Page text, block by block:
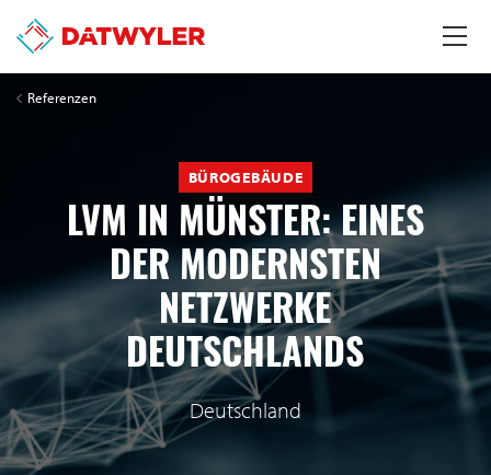
Referenzen
BÜROGEBÄUDE
LVM IN MÜNSTER: EINES
DER MODERNSTEN
NETZWERKE
DEUTSCHLANDS
Deutschland